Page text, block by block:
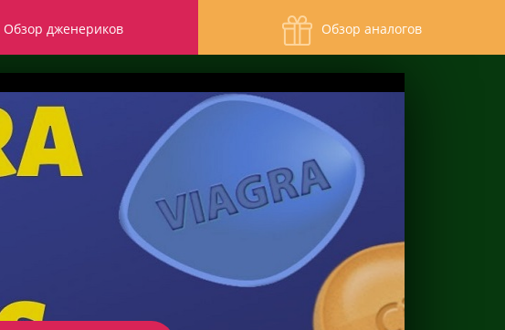
Обзор дженериков Обзор аналогов